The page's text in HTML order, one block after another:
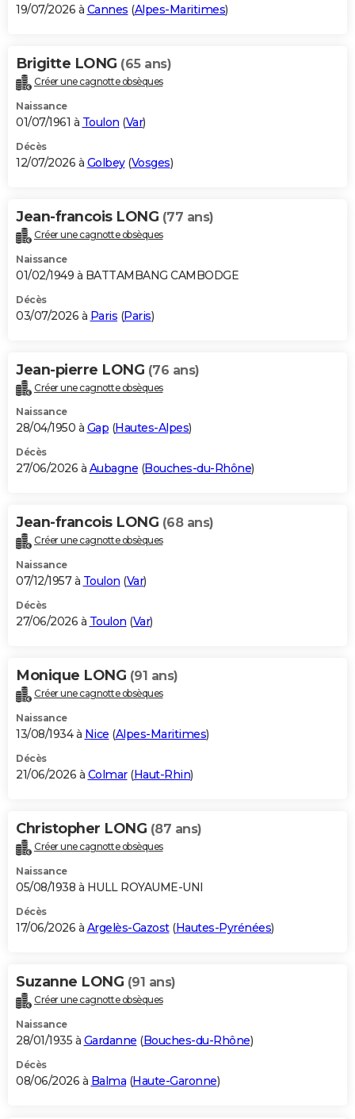
S'inscrire
Se connecter
Lycées
Collèges
Primaires
Universités
Entreprises
Service militaire
Avis de recherche
AVIS DE DÉCÈS
Bricolage
Lifestyle
Culture
Sport
Auto
Television
Voyage
Cinema
19/07/2026 à Cannes (Alpes-Maritimes)
Brigitte LONG (65 ans)
Créer une cagnotte obsèques
Naissance
01/07/1961 à Toulon (Var)
Décès
12/07/2026 à Golbey(Vosges)
Jean-francois LONG (77 ans)
Créer une cagnotte obsèques
Naissance
01/02/1949 à BATTAMBANG CAMBODGE
Décès
03/07/2026 à Paris (Paris)
Jean-pierre LONG (76 ans)
Créer une cagnotte obsèques
Naissance
28/04/1950 à Gap (Hautes-Alpes)
Décès
27/06/2026 à Aubagne (Bouches-du-Rhône)
Jean-francois LONG (68 ans)
Créer une cagnotte obsèques
Naissance
07/12/1957 à Toulon (Var)
Décès
27/06/2026 à Toulon (Var)
Monique LONG (91 ans)
Créer une cagnotte obsèques
Naissance
13/08/1934 à Nice (Alpes-Maritimes)
Décès
21/06/2026 à Colmar(Haut-Rhin)
Christopher LONG (87 ans)
Créer une cagnotte obsèques
Naissance
05/08/1938 à HULL ROYAUME-UNI
Décès
17/06/2026 à Argelès-Gazost(Hautes-Pyrénées)
Suzanne LONG (91 ans)
Créer une cagnotte obsèques
Naissance
28/01/1935 à Gardanne (Bouches-du-Rhône)
Décès
08/06/2026 à Balma (Haute-Garonne)